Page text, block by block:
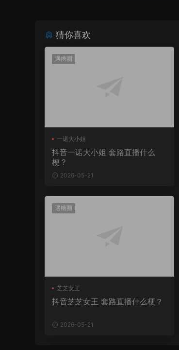
猜你喜欢
遇糖圈
一诺大小姐
抖音一诺大小姐 套路直播什么
梗？
2026-05-21
遇糖圈
芝芝女王
抖音芝芝女王 套路直播什么梗？
2026-05-21